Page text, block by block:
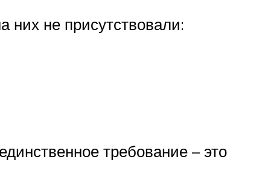
них не присутствовали:
требование – это